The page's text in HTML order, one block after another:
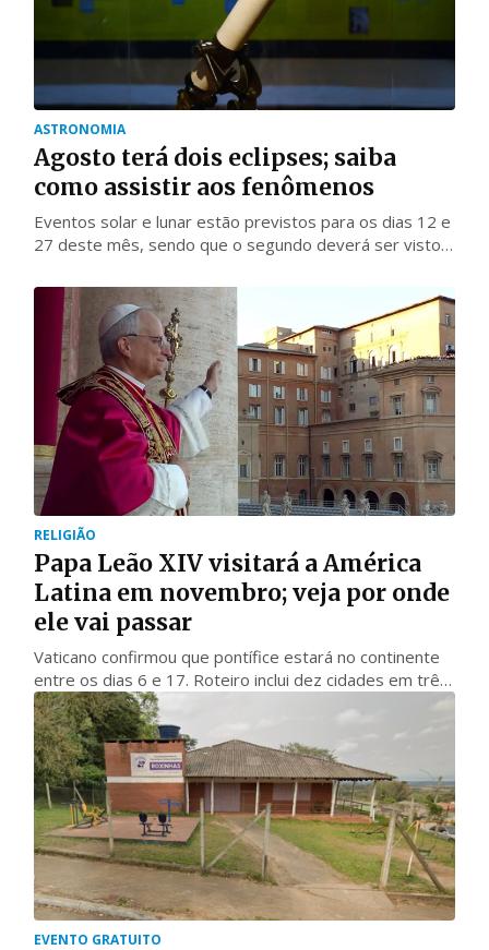
ASTRONOMIA
Agosto terá dois eclipses; saiba
como assistir aos fenômenos
Eventos solar e lunar estão previstos para os dias 12 e
27 deste mês, sendo que o segundo deverá ser visto
RELIGIÃO
Papa Leão XIV visitará a América
Latina em novembro; veja por onde
ele vai passar
Vaticano confirmou que pontífice estará no continente
entre os dias 6 e 17. Roteiro inclui dez cidades em três
países
EVENTO GRATUITO